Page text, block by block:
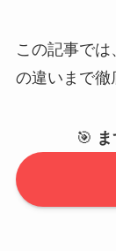
この記事で
の違いまで徹
🎯